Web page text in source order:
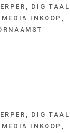
DIGITAAL
MEDIA INKOOP
DIGITAAL
MEDIA INKOOP